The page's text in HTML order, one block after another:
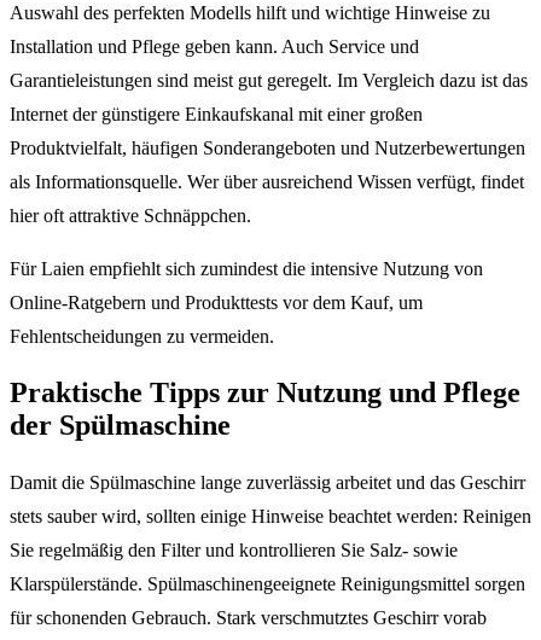
Auswahl des perfekten Modells hilft und wichtige Hinweise zu
Installation und Pflege geben kann. Auch Service und
Garantieleistungen sind meist gut geregelt. Im Vergleich dazu ist das
Internet der günstigere Einkaufskanal mit einer großen
Produktvielfalt, häufigen Sonderangeboten und Nutzerbewertungen
als Informationsquelle. Wer über ausreichend Wissen verfügt, findet
hier oft attraktive Schnäppchen.
Für Laien empfiehlt sich zumindest die intensive Nutzung von
Online-Ratgebern und Produkttests vor dem Kauf, um
Fehlentscheidungen zu vermeiden.
Praktische Tipps zur Nutzung und Pflege
der Spülmaschine
Damit die Spülmaschine lange zuverlässig arbeitet und das Geschirr
stets sauber wird, sollten einige Hinweise beachtet werden: Reinigen
Sie regelmäßig den Filter und kontrollieren Sie Salz- sowie
Klarspülerstände. Spülmaschinengeeignete Reinigungsmittel sorgen
für schonenden Gebrauch. Stark verschmutztes Geschirr vorab